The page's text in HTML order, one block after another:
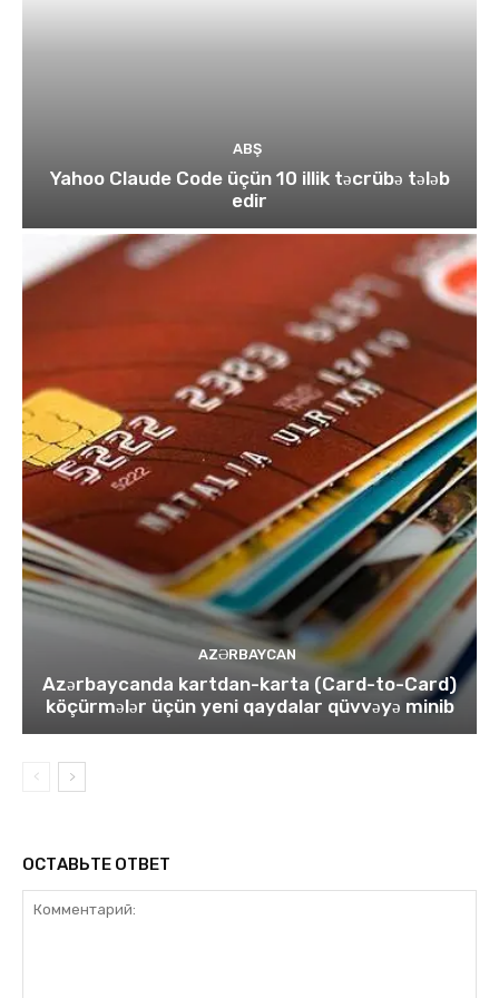
ABŞ
Yahoo Claude Code üçün 10 illik təcrübə tələb
edir
AZƏRBAYCAN
Azərbaycanda kartdan-karta (Card-to-Card)
köçürmələr üçün yeni qaydalar qüvvəyə minib
ОСТАВЬТЕ ОТВЕТ